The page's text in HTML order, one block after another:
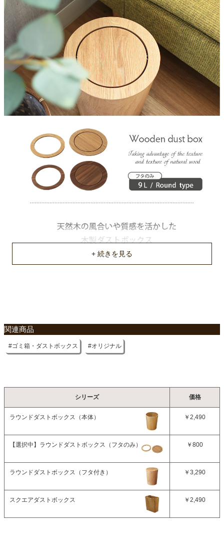
原産国
中国
関連商品
ゴミ箱・ダストボックス オリジナル
シリーズ 価格
ラウンドダストボックス（本体） ￥2,490
【選択中】 ラウンドダストボックス（フタのみ） ￥800
ラウンドダストボックス（フタ付き） ￥3,290
スクエアダストボックス ￥2,490